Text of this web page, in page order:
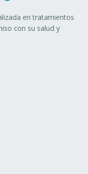
en tratamientos
con su salud y